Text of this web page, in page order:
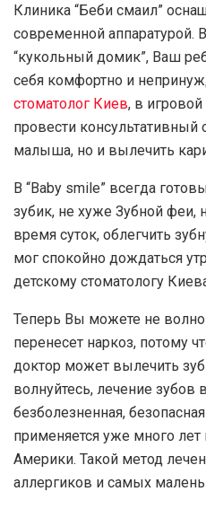
Клиника “Беби смаил”
современной аппаратурой.
“кукольный домик”, Ваш
себя комфортно и
стоматолог Киев, в
провести
малыша, но и вылечить
В “Baby smile” всегда
зубик, не хуже Зубной феи,
время суток, облегчить
мог спокойно дождаться
детскому стоматологу
Теперь Вы можете не
перенесет наркоз, потому
доктор может вылечить
волнуйтесь, лечение зубов
безболезненная,
применяется уже много
Америки. Такой метод
аллергиков и самых